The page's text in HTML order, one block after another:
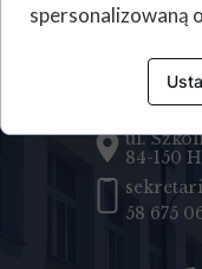
w Helu
ul.
84-150
58 675
spersonalizowaną